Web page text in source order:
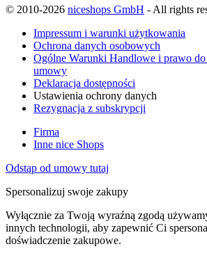
© 2010-2026 niceshops GmbH - All rights
Impressum i warunki użytkowania
Ochrona danych osobowych
Ogólne Warunki Handlowe i prawo do
umowy
Deklaracja dostępności
Ustawienia ochrony danych
Rezygnacja z subskrypcji
Firma
Inne nice Shops
Odstąp od umowy tutaj
Spersonalizuj swoje zakupy
Wyłącznie za Twoją wyraźną zgodą
innych technologii, aby zapewnić Ci
doświadczenie zakupowe.